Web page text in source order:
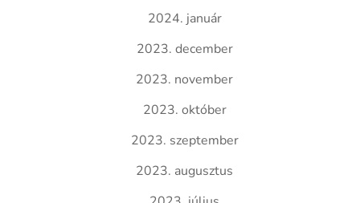
2024. január
2023. december
2023. november
2023. október
2023. szeptember
2023. augusztus